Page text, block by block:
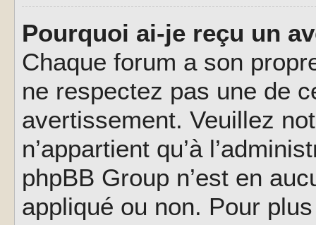
Pourquoi ai-je reçu un
Chaque forum a son
ne respectez pas une de
avertissement. Veuillez
n’appartient qu’à
phpBB Group n’est en
appliqué ou non. Pour